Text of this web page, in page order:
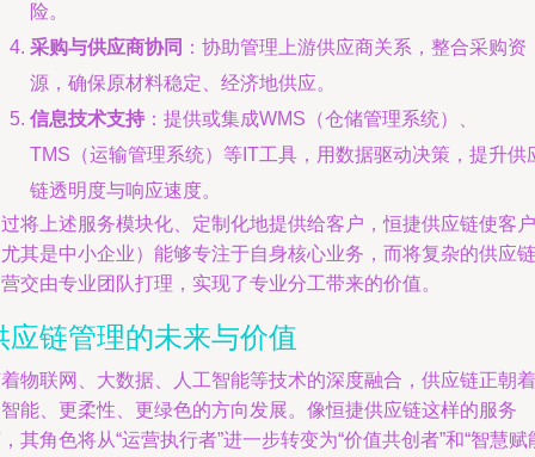
险。
采购与供应商协同 ：协助管理上游供应商关系，整合采购资
源，确保原材料稳定、经济地供应。
信息技术支持 ：提供或集成WMS（仓储管理系统）、
TMS（运输管理系统）等IT工具，用数据驱动决策，提升供
链透明度与响应速度。
将上述服务模块化、定制化地提供给客户，恒捷供应链使客户
其是中小企业）能够专注于自身核心业务，而将复杂的供应链
交由专业团队打理，实现了专业分工带来的价值。
应链管理的未来与价值
物联网、大数据、人工智能等技术的深度融合，供应链正朝着
能、更柔性、更绿色的方向发展。像恒捷供应链这样的服务
其角色将从“运营执行者”进一步转变为“价值共创者”和“智慧赋